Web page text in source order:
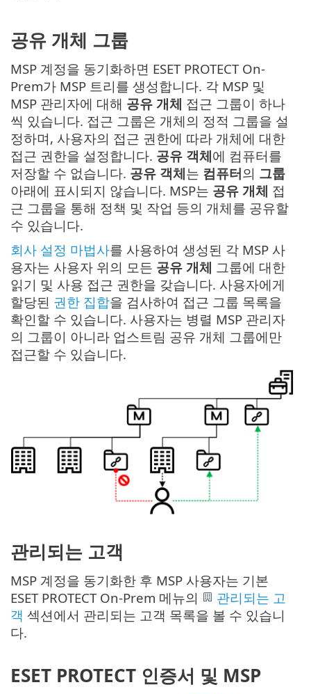
공유 개체 그룹
MSP 계정을 동기화하면 ESET PROTECT On-
Prem가 MSP 트리를 생성합니다. 각 MSP 및
MSP 관리자에 대해 공유 개체 접근 그룹이 하나
씩 있습니다. 접근 그룹은 개체의 정적 그룹을 설
정하며, 사용자의 접근 권한에 따라 개체에 대한
접근 권한을 설정합니다. 공유 객체에 컴퓨터를
저장할 수 없습니다. 공유 객체는 컴퓨터의 그룹
아래에 표시되지 않습니다. MSP는 공유 개체 접
근 그룹을 통해 정책 및 작업 등의 개체를 공유할
수 있습니다.
회사 설정 마법사를 사용하여 생성된 각 MSP 사
용자는 사용자 위의 모든 공유 개체 그룹에 대한
읽기 및 사용 접근 권한을 갖습니다. 사용자에게
할당된 권한 집합을 검사하여 접근 그룹 목록을
확인할 수 있습니다. 사용자는 병렬 MSP 관리자
의 그룹이 아니라 업스트림 공유 개체 그룹에만
접근할 수 있습니다.
관리되는 고객
MSP 계정을 동기화한 후 MSP 사용자는 기본
ESET PROTECT On-Prem 메뉴의
관리되는 고
객 섹션에서 관리되는 고객 목록을 볼 수 있습니
다.
ESET PROTECT 인증서 및 MSP